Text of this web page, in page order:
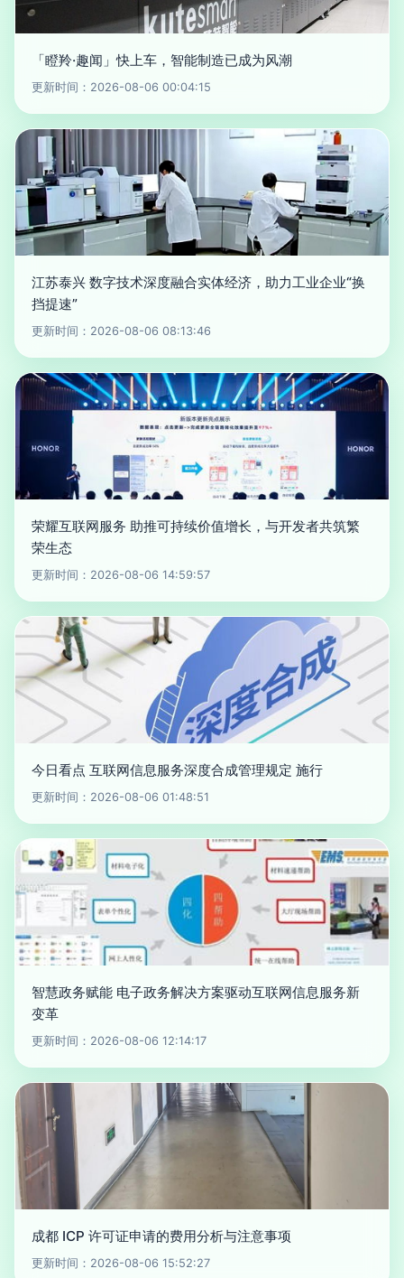
「瞪羚·趣闻」快上车，智能制造已成为风潮
更新时间：2026-08-06 00:04:15
江苏泰兴 数字技术深度融合实体经济，助力工业企业“换
挡提速”
更新时间：2026-08-06 08:13:46
荣耀互联网服务 助推可持续价值增长，与开发者共筑繁
荣生态
更新时间：2026-08-06 14:59:57
今日看点 互联网信息服务深度合成管理规定 施行
更新时间：2026-08-06 01:48:51
智慧政务赋能 电子政务解决方案驱动互联网信息服务新
变革
更新时间：2026-08-06 12:14:17
成都 ICP 许可证申请的费用分析与注意事项
更新时间：2026-08-06 15:52:27